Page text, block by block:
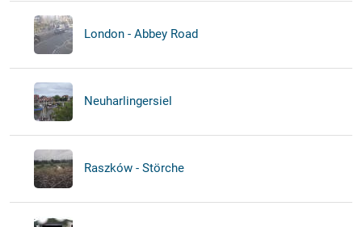
London - Abbey Road
Neuharlingersiel
Raszków - Störche